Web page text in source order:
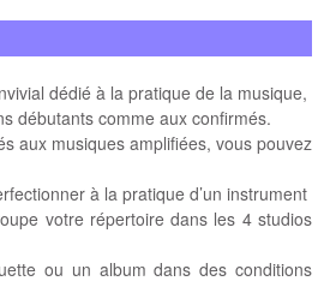
dédié à la pratique de la musique,
débutants comme aux confirmés.
aux musiques amplifiées, vous pouvez
à la pratique d’un instrument
votre répertoire dans les 4 studios
ou un album dans des conditions